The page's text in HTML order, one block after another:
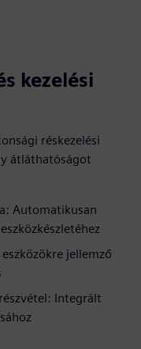
kezelési
réskezelési
átláthatóságot
Automatikusan
jellemző
Integrált